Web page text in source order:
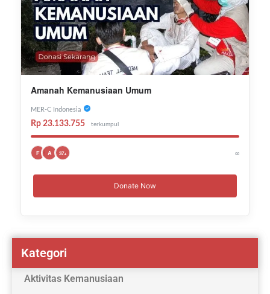
Kategori
Aktivitas Kemanusiaan
Amanah Kemanusiaan Umum
MER-C Indonesia
Rp 23.133.755 terkumpul
F A 37+ ∞
Donate Now